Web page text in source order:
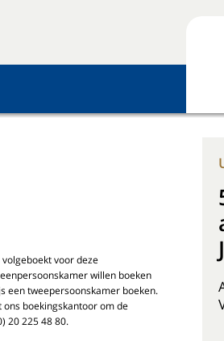
voor deze
willen boeken
een tweepersoonskamer boeken.
boekingskantoor om de
20 225 48 80.